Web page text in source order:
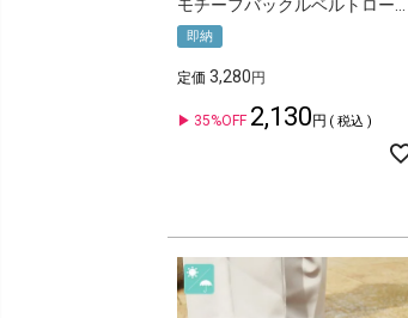
即納
定価 3,280
35%OFF 2,130 税込